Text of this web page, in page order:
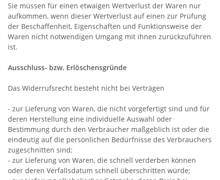
Sie müssen für einen etwaigen Wertverlust der Waren nur
aufkommen, wenn dieser Wertverlust auf einen zur Prüfung
der Beschaffenheit, Eigenschaften und Funktionsweise der
Waren nicht notwendigen Umgang mit ihnen zurückzuführen
ist.
Ausschluss- bzw. Erlöschensgründe
Das Widerrufsrecht besteht nicht bei Verträgen
- zur Lieferung von Waren, die nicht vorgefertigt sind und für
deren Herstellung eine individuelle Auswahl oder
Bestimmung durch den Verbraucher maßgeblich ist oder die
eindeutig auf die persönlichen Bedürfnisse des Verbrauchers
zugeschnitten sind;
- zur Lieferung von Waren, die schnell verderben können
oder deren Verfallsdatum schnell überschritten würde;